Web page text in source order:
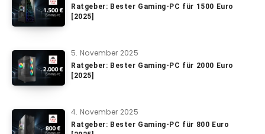
Ratgeber: Bester Gaming-PC für 1500 Euro
[2025]
5. November 2025
Ratgeber: Bester Gaming-PC für 2000 Euro
[2025]
4. November 2025
Ratgeber: Bester Gaming-PC für 800 Euro